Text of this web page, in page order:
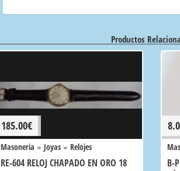
Productos
185.00€
Masoneria » Joyas » Relojes
RE-604 RELOJ CHAPADO EN ORO 18
B-